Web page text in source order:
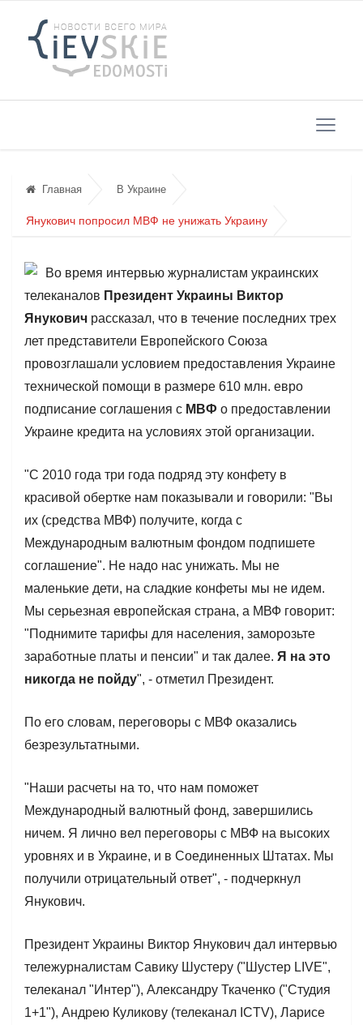
Главная В Украине
Янукович попросил МВФ не унижать Украину
Во время интервью журналистам украинских
телеканалов Президент Украины Виктор
Янукович рассказал, что в течение последних трех
лет представители Европейского Союза
провозглашали условием предоставления Украине
технической помощи в размере 610 млн. евро
подписание соглашения с МВФ о предоставлении
Украине кредита на условиях этой организации.
"С 2010 года три года подряд эту конфету в
красивой обертке нам показывали и говорили: "Вы
их (средства МВФ) получите, когда с
Международным валютным фондом подпишете
соглашение". Не надо нас унижать. Мы не
маленькие дети, на сладкие конфеты мы не идем.
Мы серьезная европейская страна, а МВФ говорит:
"Поднимите тарифы для населения, заморозьте
заработные платы и пенсии" и так далее. Я на это
никогда не пойду", - отметил Президент.
По его словам, переговоры с МВФ оказались
безрезультатными.
"Наши расчеты на то, что нам поможет
Международный валютный фонд, завершились
ничем. Я лично вел переговоры с МВФ на высоких
уровнях и в Украине, и в Соединенных Штатах. Мы
получили отрицательный ответ", - подчеркнул
Янукович.
Президент Украины Виктор Янукович дал интервью
тележурналистам Савику Шустеру ("Шустер LIVE",
телеканал "Интер"), Александру Ткаченко ("Студия
1+1"), Андрею Куликову (телеканал ICTV), Ларисе